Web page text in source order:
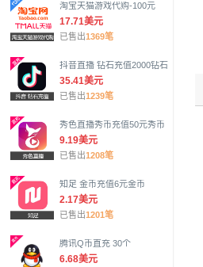
淘宝天猫游戏代购-100元
17.71美元
已售出1369笔
抖音直播 钻石充值2000钻石
35.41美元
已售出1239笔
秀色直播秀币充值50元秀币
9.19美元
已售出1208笔
知足 金币充值6元金币
2.17美元
已售出1201笔
腾讯Q币直充 30个
6.68美元